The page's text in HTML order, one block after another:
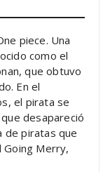
piece. Una
como el
que obtuvo
En el
el pirata se
desapareció
de piratas que
Going Merry,